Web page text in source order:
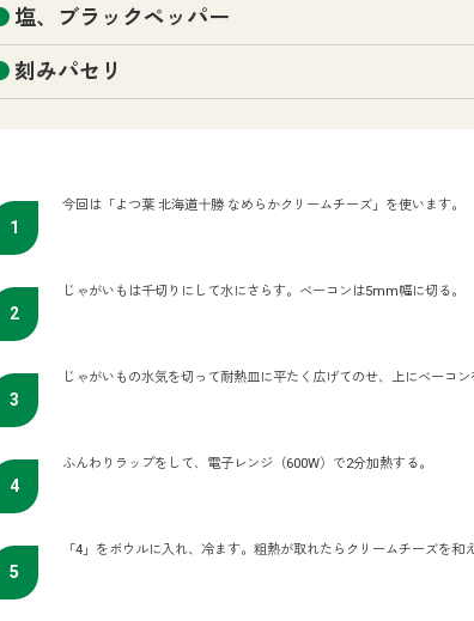
塩、ブラックペッパー
刻みパセリ
今回は「よつ葉 北海道十勝 なめらかクリームチーズ」を使います。
じゃがいもは千切りにして水にさらす。ベーコンは5mm幅に切る。
じゃがいもの水気を切って耐熱皿に平たく広げてのせ、上にベーコン
ふんわりラップをして、電子レンジ（600W）で2分加熱する。
「4」をボウルに入れ、冷ます。粗熱が取れたらクリームチーズを